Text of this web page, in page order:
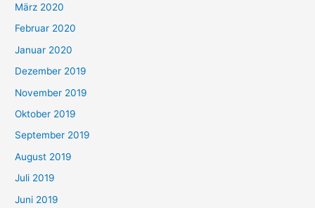
März 2020
Februar 2020
Januar 2020
Dezember 2019
November 2019
Oktober 2019
September 2019
August 2019
Juli 2019
Juni 2019